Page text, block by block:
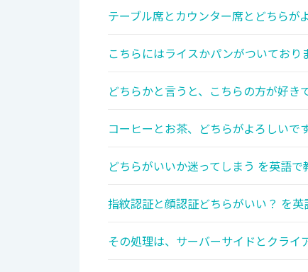
テーブル席とカウンター席とどちらが
こちらにはライスかパンがついてお
どちらかと言うと、こちらの方が好き
コーヒーとお茶、どちらがよろしいで
どちらがいいか迷ってしまう を英語で
指紋認証と顔認証どちらがいい？ を英
その処理は、サーバーサイドとクライ